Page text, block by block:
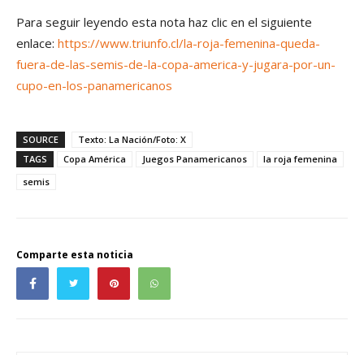
Para seguir leyendo esta nota haz clic en el siguiente
enlace: https://www.triunfo.cl/la-roja-femenina-queda-
fuera-de-las-semis-de-la-copa-america-y-jugara-por-un-
cupo-en-los-panamericanos
SOURCE
Texto: La Nación/Foto: X
TAGS
Copa América Juegos Panamericanos
la roja femenina
semis
Comparte esta noticia